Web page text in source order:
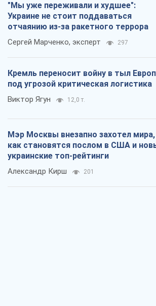
"Мы уже переживали и худшее":
Украине не стоит поддаваться
отчаянию из-за ракетного террора
Сергей Марченко, эксперт 297
Кремль переносит войну в тыл
под угрозой критическая логистика
Виктор Ягун 12,0 т.
Мэр Москвы внезапно захотел мира,
как становятся послом в США и
украинские топ-рейтинги
Александр Кирш 201